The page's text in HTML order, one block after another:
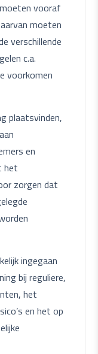
vooraf
moeten
verschillende
c.a.
voorkomen
plaatsvinden,
en
het
zorgen dat
ingegaan
bij reguliere,
het
en het op